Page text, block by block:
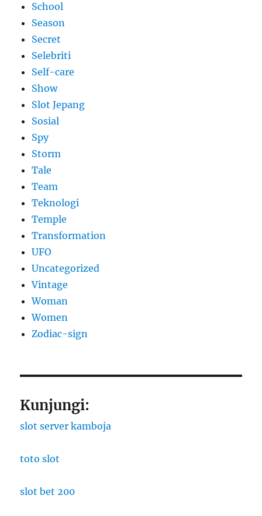
School
Season
Secret
Selebriti
Self-care
Show
Slot Jepang
Sosial
Spy
Storm
Tale
Team
Teknologi
Temple
Transformation
UFO
Uncategorized
Vintage
Woman
Women
Zodiac-sign
Kunjungi:
slot server kamboja
toto slot
slot bet 200